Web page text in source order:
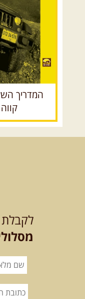
08.08.2026 שבת- חדש!
פסגות ומעיינות בגליל
נתחיל במקום קדוש ומיוחד –
סבלאן בחורפיש, נמשיך
12.08.2026 רביעי- רכבי
למגוון רכבי שטח
בחרנו לילה מיוחד לטיול
השמיים יהיו נקיים, הכוכבים ...
שישי-
ואתגרים בצפון הרמה
רכב שטח רך
המדריך
קווה
לקבלת